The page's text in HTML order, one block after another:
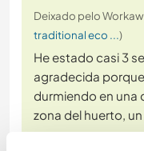
Deixado pelo
traditional eco ...)
He estado casi 3
agradecida
durmiendo en una
zona del huerto,